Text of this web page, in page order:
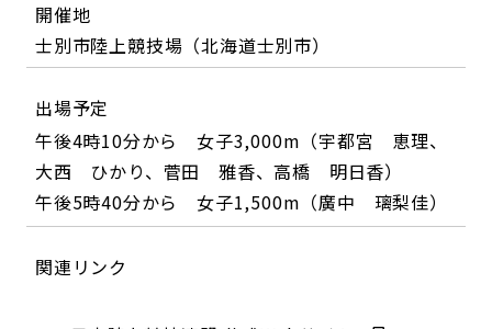
開催地
士別市陸上競技場（北海道士別市）
出場予定
午後4時10分から 女子3,000m（宇都宮 恵理、
大西 ひかり、菅田 雅香、高橋 明日香）
午後5時40分から 女子1,500m（廣中 璃梨佳）
関連リンク